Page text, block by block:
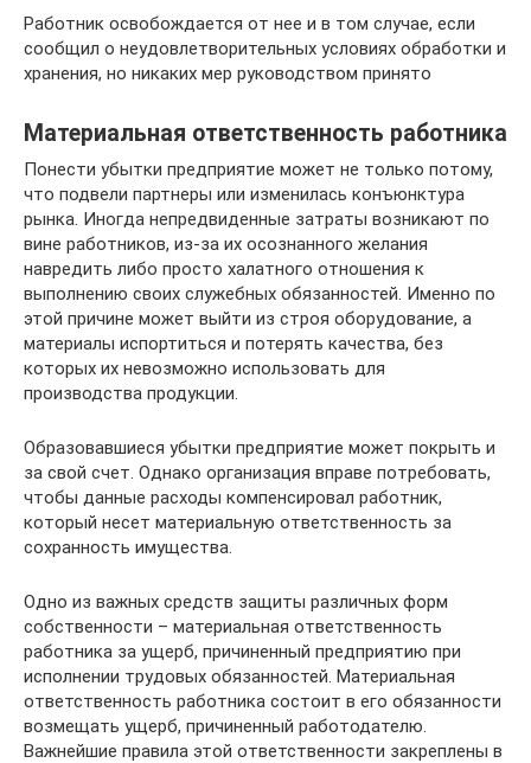
Работник освобождается от нее и в том случае, если
сообщил о неудовлетворительных условиях обработки и
хранения, но никаких мер руководством принято
Материальная ответственность работника
Понести убытки предприятие может не только потому,
что подвели партнеры или изменилась конъюнктура
рынка. Иногда непредвиденные затраты возникают по
вине работников, из-за их осознанного желания
навредить либо просто халатного отношения к
выполнению своих служебных обязанностей. Именно по
этой причине может выйти из строя оборудование, а
материалы испортиться и потерять качества, без
которых их невозможно использовать для
производства продукции.
Образовавшиеся убытки предприятие может покрыть и
за свой счет. Однако организация вправе потребовать,
чтобы данные расходы компенсировал работник,
который несет материальную ответственность за
сохранность имущества.
Одно из важных средств защиты различных форм
собственности – материальная ответственность
работника за ущерб, причиненный предприятию при
исполнении трудовых обязанностей. Материальная
ответственность работника состоит в его обязанности
возмещать ущерб, причиненный работодателю.
Важнейшие правила этой ответ­ственности закреплены в